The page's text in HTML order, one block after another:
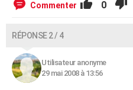
Commenter 0
RÉPONSE 2 / 4
Utilisateur anonyme
29 mai 2008 à 13:56